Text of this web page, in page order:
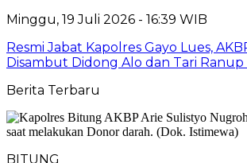
Minggu, 19 Juli 2026 - 16:39 WIB
Resmi Jabat Kapolres Gayo Lues,
Disambut Didong Alo dan Tari
Berita Terbaru
BITUNG